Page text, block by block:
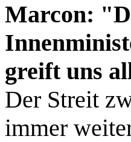
Marcon:
greift uns
Der Streit
immer